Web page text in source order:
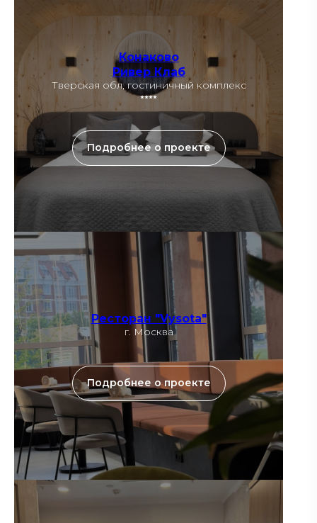
Конаково
Ривер Клаб
Тверская обл, гостиничный комплекс
⭑⭑⭑⭑
Подробнее о проекте
Ресторан "Vysota"
г. Москва
Подробнее о проекте